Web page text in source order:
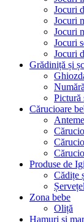
Jocuri
Jocuri
Jocuri
Jocuri
Jocuri
Grădiniță și
Pictură
Cărucioare
Produse de
Cădițe
Zona bebe
Oliță
Hamuri și